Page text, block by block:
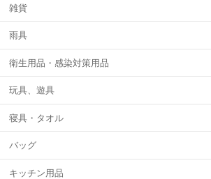
雑貨
雨具
衛生用品・感染対策用品
玩具、遊具
寝具・タオル
バッグ
キッチン用品